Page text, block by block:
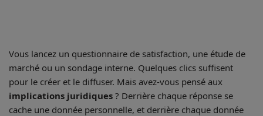
Vous lancez un questionnaire de satisfaction, une étude de
marché ou un sondage interne. Quelques clics suffisent
pour le créer et le diffuser. Mais avez-vous pensé aux
implications juridiques ? Derrière chaque réponse se
cache une donnée personnelle, et derrière chaque donnée